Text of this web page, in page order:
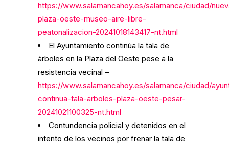
https://www.salamancahoy.es/salamanca/ciudad/
plaza-oeste-museo-aire-libre-
peatonalizacion-20241018143417-nt.html
El Ayuntamiento continúa la tala de
árboles en la Plaza del Oeste pese a la
resistencia vecinal –
https://www.salamancahoy.es/salamanca/ciudad/
continua-tala-arboles-plaza-oeste-pesar-
20241021100325-nt.html
Contundencia policial y detenidos en el
intento de los vecinos por frenar la tala de